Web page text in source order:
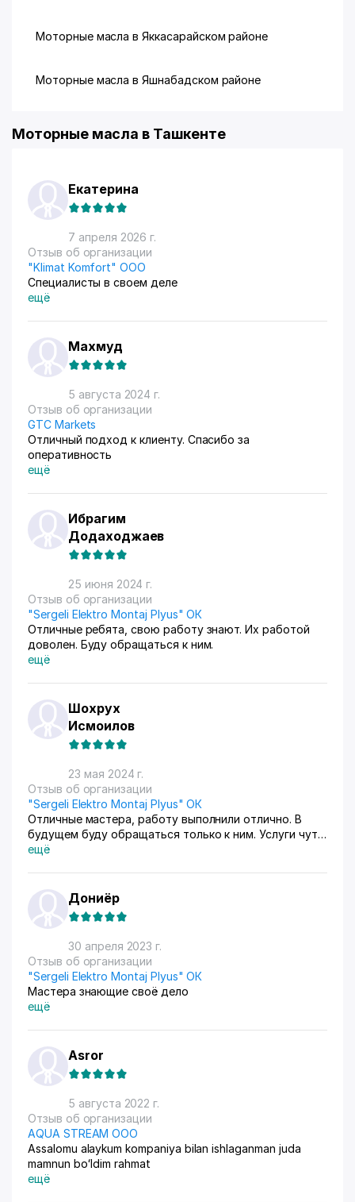
Моторные масла в Яккасарайском районе
Моторные масла в Яшнабадском районе
Моторные масла в Ташкенте
Екатерина
7 апреля 2026 г.
Отзыв об организации
"Klimat Komfort" ООО
Специалисты в своем деле
ещё
Махмуд
5 августа 2024 г.
Отзыв об организации
GTC Markets
Отличный подход к клиенту. Спасибо за
оперативность
ещё
Ибрагим
Додаходжаев
25 июня 2024 г.
Отзыв об организации
"Sergeli Elektro Montaj Plyus" ОК
Отличные ребята, свою работу знают. Их работой
доволен. Буду обращаться к ним.
ещё
Шохрух
Исмоилов
23 мая 2024 г.
Отзыв об организации
"Sergeli Elektro Montaj Plyus" ОК
Отличные мастера, работу выполнили отлично. В
будущем буду обращаться только к ним. Услуги чуть
дорого, но качественно и акуратно.
ещё
Дониёр
30 апреля 2023 г.
Отзыв об организации
"Sergeli Elektro Montaj Plyus" ОК
Мастера знающие своё дело
ещё
Asror
5 августа 2022 г.
Отзыв об организации
AQUA STREAM ООО
Assalomu alaykum kompaniya bilan ishlaganman juda
mamnun boʻldim rahmat
ещё